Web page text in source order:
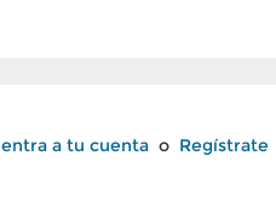
entra a tu cuenta o Regístrate